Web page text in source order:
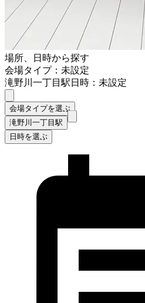
場所、日時から探す
会場タイプ：未設定
滝野川一丁目駅日時：未設定
会場タイプを選ぶ
滝野川一丁目駅
日時を選ぶ